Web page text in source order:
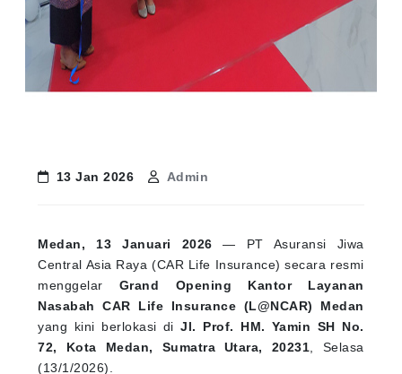
13 Jan 2026 Admin
Medan, 13 Januari 2026 — PT Asuransi Jiwa
Central Asia Raya (CAR Life Insurance) secara resmi
menggelar Grand Opening Kantor Layanan
Nasabah CAR Life Insurance (L@NCAR) Medan
yang kini berlokasi di
Jl. Prof. HM. Yamin SH No.
72, Kota Medan, Sumatra Utara, 20231
, Selasa
(13/1/2026).